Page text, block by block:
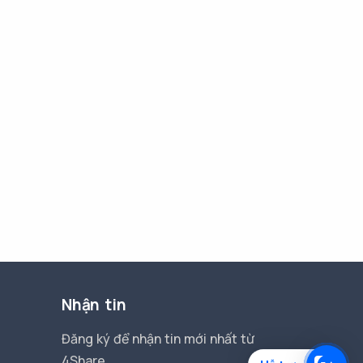
Nhận tin
Đăng ký để nhận tin mới nhất từ